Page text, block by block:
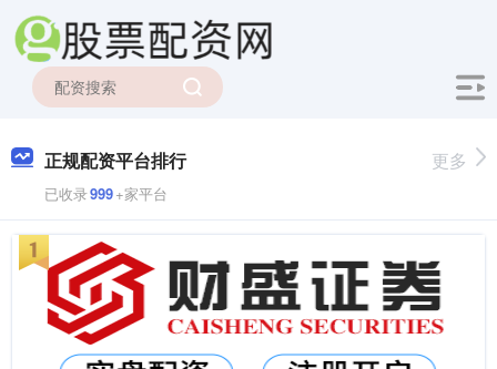
正规配资平台排行
已收录999+家平台
更多